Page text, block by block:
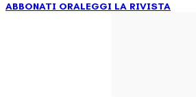
ABBONATI ORALEGGI LA RIVISTA